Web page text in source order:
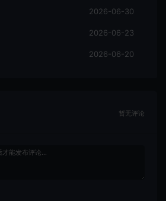
2026-06-30
2026-06-23
2026-06-20
暂无评论